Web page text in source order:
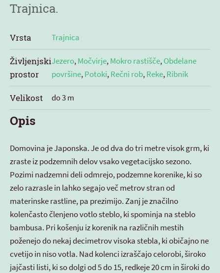
Trajnica.
Vrsta Trajnica
Življenjski
prostor
Jezero,Močvirje,Mokro rastišče,Obdelane
površine,Potoki,Rečni rob,Reke,Ribnik
Velikost do 3 m
Opis
Domovina je Japonska. Je od dva do tri metre visok grm, ki
zraste iz podzemnih delov vsako vegetacijsko sezono.
Pozimi nadzemni deli odmrejo, podzemne korenike, ki so
zelo razrasle in lahko segajo več metrov stran od
materinske rastline, pa prezimijo. Zanj je značilno
kolenčasto členjeno votlo steblo, ki spominja na steblo
bambusa. Pri košenju iz korenik na različnih mestih
poženejo do nekaj decimetrov visoka stebla, ki običajno ne
cvetijo in niso votla. Nad kolenci izraščajo celorobi, široko
jajčasti listi, ki so dolgi od 5 do 15, redkeje 20 cm in široki do